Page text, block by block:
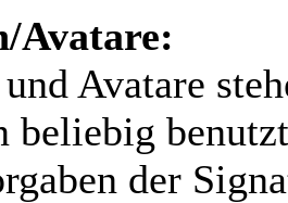
Avatare:
Avatare
beliebig
der